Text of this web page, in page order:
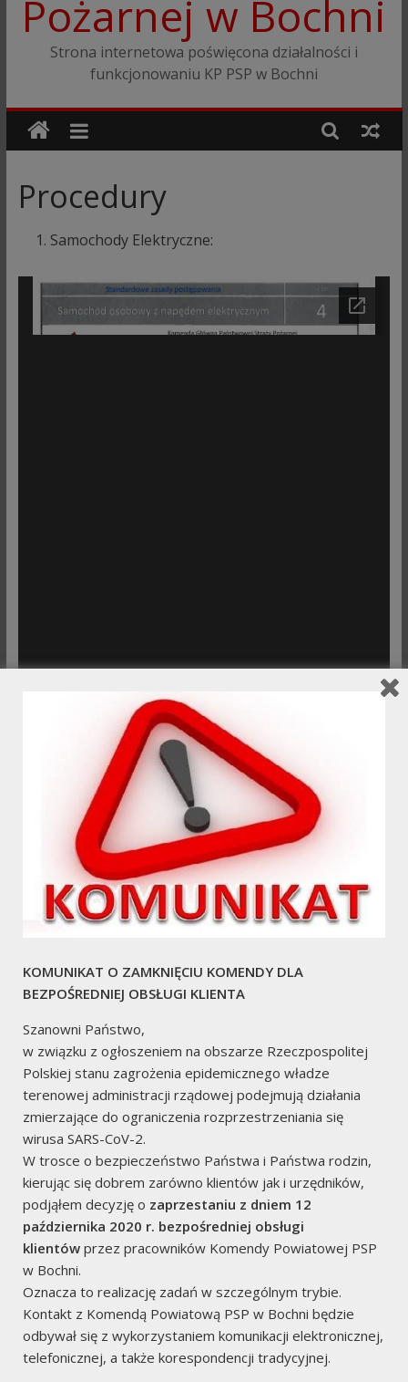
Pożarnej w Bochni
Strona internetowa poświęcona działalności i
funkcjonowaniu KP PSP w Bochni
Procedury
Samochody Elektryczne:
Pobierz [610.58 KB]
Rejestr Zdarzeń
2
7
Miejscowe Zagrożenia
KOMUNIKAT O ZAMKNIĘCIU KOMENDY DLA
BEZPOŚREDNIEJ OBSŁUGI KLIENTA
Szanowni Państwo,
w związku z ogłoszeniem na obszarze Rzeczpospolitej
Polskiej stanu zagrożenia epidemicznego władze
terenowej administracji rządowej podejmują działania
zmierzające do ograniczenia rozprzestrzeniania się
wirusa SARS-CoV-2.
W trosce o bezpieczeństwo Państwa i Państwa rodzin,
kierując się dobrem zarówno klientów jak i urzędników,
podjąłem decyzję o zaprzestaniu z dniem 12
października 2020 r. bezpośredniej obsługi
klientów przez pracowników Komendy Powiatowej PSP
w Bochni.
Oznacza to realizację zadań w szczególnym trybie.
Kontakt z Komendą Powiatową PSP w Bochni będzie
odbywał się z wykorzystaniem komunikacji elektronicznej,
telefonicznej, a także korespondencji tradycyjnej.